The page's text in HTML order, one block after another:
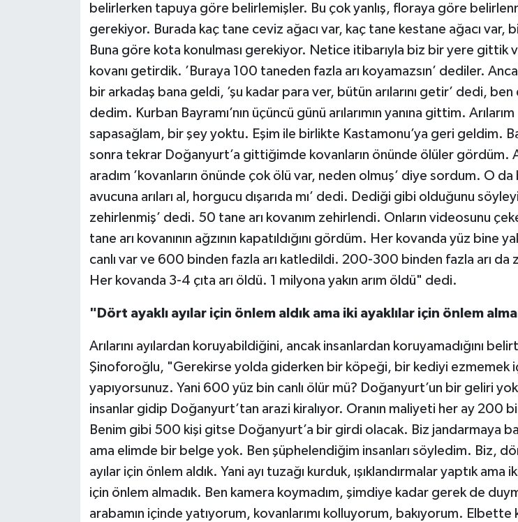
belirlerken tapuya göre belirlemişler. Bu çok yanlış, floraya göre
gerekiyor. Burada kaç tane ceviz ağacı var, kaç tane kestane ağacı var,
Buna göre kota konulması gerekiyor. Netice itibarıyla biz bir yere gittik
kovanı getirdik. ’Buraya 100 taneden fazla arı koyamazsın’ dediler.
bir arkadaş bana geldi, ’şu kadar para ver, bütün arılarını getir’ dedi, ben
dedim. Kurban Bayramı’nın üçüncü günü arılarımın yanına gittim. Arılarım
sapasağlam, bir şey yoktu. Eşim ile birlikte Kastamonu’ya geri geldim.
sonra tekrar Doğanyurt’a gittiğimde kovanların önünde ölüler gördüm.
aradım ’kovanların önünde çok ölü var, neden olmuş’ diye sordum. O da
avucuna arıları al, horgucu dışarıda mı’ dedi. Dediği gibi olduğunu
zehirlenmiş’ dedi. 50 tane arı kovanım zehirlendi. Onların videosunu
tane arı kovanının ağzının kapatıldığını gördüm. Her kovanda yüz bine
canlı var ve 600 binden fazla arı katledildi. 200-300 binden fazla arı da
Her kovanda 3-4 çıta arı öldü. 1 milyona yakın arım öldü" dedi.
"Dört ayaklı ayılar için önlem aldık ama iki ayaklılar için önlem
Arılarını ayılardan koruyabildiğini, ancak insanlardan koruyamadığını
Şinoforoğlu, "Gerekirse yolda giderken bir köpeği, bir kediyi ezmemek
yapıyorsunuz. Yani 600 yüz bin canlı ölür mü? Doğanyurt’un bir geliri
insanlar gidip Doğanyurt’tan arazi kiralıyor. Oranın maliyeti her ay 200
Benim gibi 500 kişi gitse Doğanyurt’a bir girdi olacak. Biz jandarmaya
ama elimde bir belge yok. Ben şüphelendiğim insanları söyledim. Biz,
ayılar için önlem aldık. Yani ayı tuzağı kurduk, ışıklandırmalar yaptık ama
için önlem almadık. Ben kamera koymadım, şimdiye kadar gerek de
arabamın içinde yatıyorum, kovanlarımı kolluyorum, bakıyorum. Elbette